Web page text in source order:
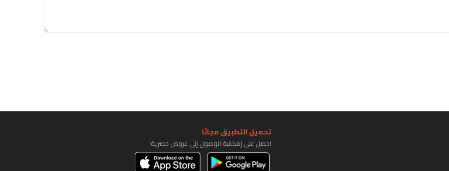
تحميل التطبيق مجانًا
احصل على إمكانية الوصول إلى عروض حصرية!